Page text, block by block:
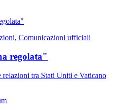
Comunicazioni ufficiali
regolata"
relazioni tra Stati Uniti e Vaticano